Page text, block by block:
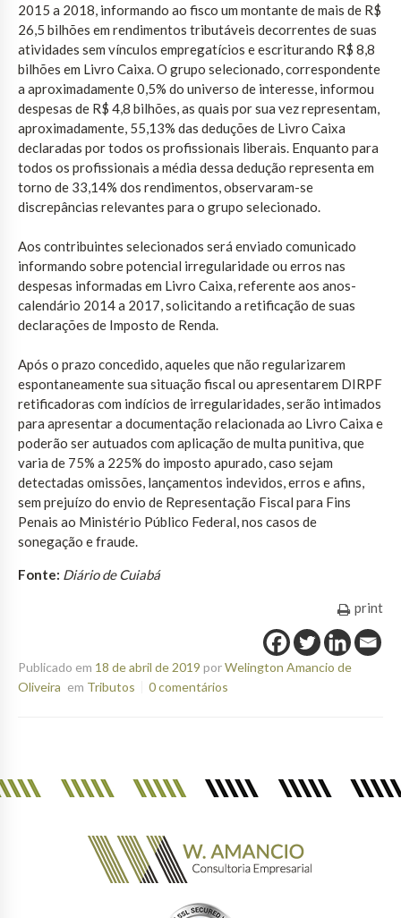
2015 a 2018, informando ao fisco um montante de mais de R$
26,5 bilhões em rendimentos tributáveis decorrentes de suas
atividades sem vínculos empregatícios e escriturando R$ 8,8
bilhões em Livro Caixa. O grupo selecionado, correspondente
a aproximadamente 0,5% do universo de interesse, informou
despesas de R$ 4,8 bilhões, as quais por sua vez representam,
aproximadamente, 55,13% das deduções de Livro Caixa
declaradas por todos os profissionais liberais. Enquanto para
todos os profissionais a média dessa dedução representa em
torno de 33,14% dos rendimentos, observaram-se
discrepâncias relevantes para o grupo selecionado.
Aos contribuintes selecionados será enviado comunicado
informando sobre potencial irregularidade ou erros nas
despesas informadas em Livro Caixa, referente aos anos-
calendário 2014 a 2017, solicitando a retificação de suas
declarações de Imposto de Renda.
Após o prazo concedido, aqueles que não regularizarem
espontaneamente sua situação fiscal ou apresentarem DIRPF
retificadoras com indícios de irregularidades, serão intimados
para apresentar a documentação relacionada ao Livro Caixa e
poderão ser autuados com aplicação de multa punitiva, que
varia de 75% a 225% do imposto apurado, caso sejam
detectadas omissões, lançamentos indevidos, erros e afins,
sem prejuízo do envio de Representação Fiscal para Fins
Penais ao Ministério Público Federal, nos casos de
sonegação e fraude.
Fonte: Diário de Cuiabá
print
Publicado em 18 de abril de 2019 porWelington Amancio de
Oliveira em Tributos 0 comentários